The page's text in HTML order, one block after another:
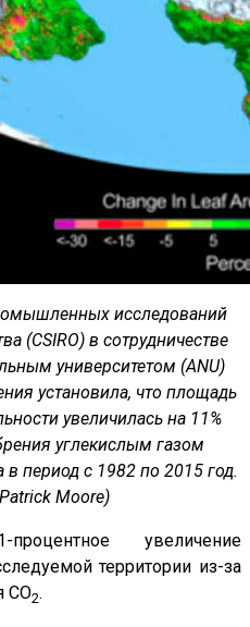
исследований
(CSIRO) в сотрудничестве
университетом (ANU)
установила, что площадь
увеличилась на 11%
углекислым газом
период с 1982 по 2015 год.
Moore)
увеличение
территории из-за
CO2.